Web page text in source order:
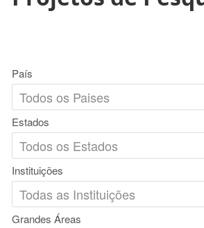
País
Estados
Instituições
Grandes Áreas